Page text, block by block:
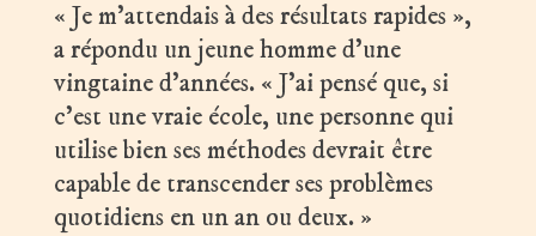
« Je m’attendais à des résultats rapides »,
a répondu un jeune homme d’une
vingtaine d’années. « J’ai pensé que, si
c’est une vraie école, une personne qui
utilise bien ses méthodes devrait être
capable de transcender ses problèmes
quotidiens en un an ou deux. »